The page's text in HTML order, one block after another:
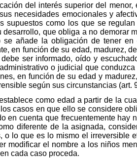
del interés superior del menor,
necesidades emocionales y
como los que se
que obliga a no demorar
añade la obligación de tener en
en función de su edad, madurez,
ser informado, oído y
o judicial que
en función de su edad y
según sus circunstancias (art.
como edad a partir de la
casos en que ello se considere
en cuenta que frecuentemente hay
diferente de la asignada,
lo que es lo mismo el irreversible
modificar el nombre a los niños
cada caso proceda.